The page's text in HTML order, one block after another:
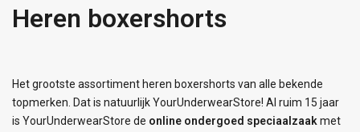
Heren boxershorts
Het grootste assortiment heren boxershorts van alle bekende
topmerken. Dat is natuurlijk YourUnderwearStore! Al ruim 15 jaar
is YourUnderwearStore de online ondergoed speciaalzaakmet